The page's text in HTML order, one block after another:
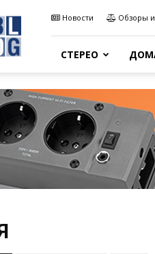
Новости Обзоры
СТЕРЕО